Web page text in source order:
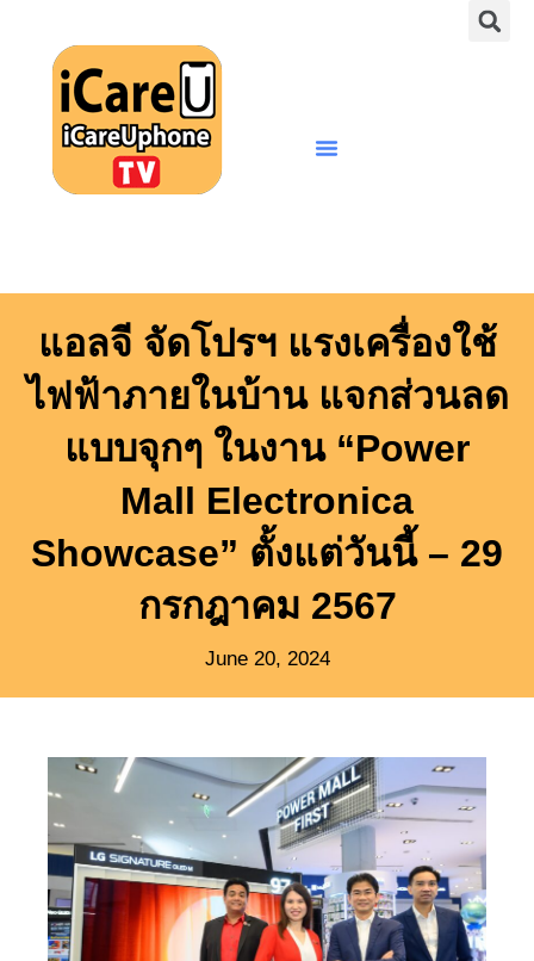
content
แอลจี จัดโปรฯ แรงเครื่องใช้
ไฟฟ้าภายในบ้าน แจกส่วนลด
แบบจุกๆ ในงาน “Power
Mall Electronica
Showcase” ตั้งแต่วันนี้ – 29
กรกฎาคม 2567
June 20, 2024